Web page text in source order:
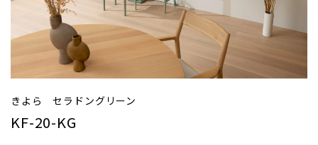
きよら セラドングリーン
KF-20-KG